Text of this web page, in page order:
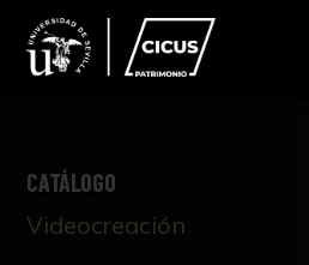
CATÁLOGO
Videocreación